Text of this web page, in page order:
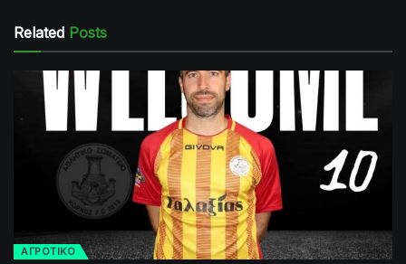
Related Posts
ΑΓΡΟΤΙΚΟ